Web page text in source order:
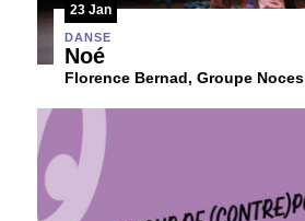
23 Jan
DANSE
Noé
Florence Bernad, Groupe Noces